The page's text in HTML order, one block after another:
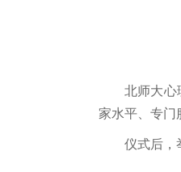
北师大心
家水平、专门
仪式后，